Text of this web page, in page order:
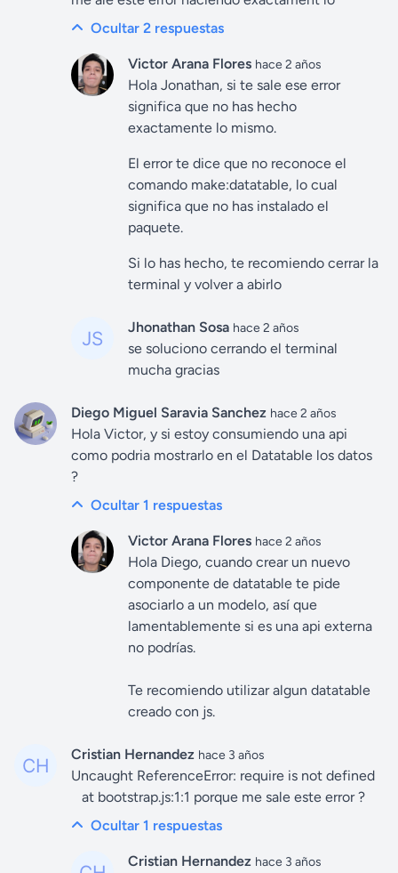
Ocultar 2 respuestas
Victor Arana Flores hace 2 años
Hola Jonathan, si te sale ese error
significa que no has hecho
exactamente lo mismo.
El error te dice que no reconoce el
comando make:datatable, lo cual
significa que no has instalado el
paquete.
Si lo has hecho, te recomiendo cerrar la
terminal y volver a abirlo
Jhonathan Sosa hace 2 años
se soluciono cerrando el terminal
mucha gracias
Diego Miguel Saravia Sanchez hace 2 años
Hola Victor, y si estoy consumiendo una api
como podria mostrarlo en el Datatable los datos
?
Ocultar 1 respuestas
Victor Arana Flores hace 2 años
Hola Diego, cuando crear un nuevo
componente de datatable te pide
asociarlo a un modelo, así que
lamentablemente si es una api externa
no podrías.
Te recomiendo utilizar algun datatable
creado con js.
Cristian Hernandez hace 3 años
Uncaught ReferenceError: require is not defined
at bootstrap.js:1:1 porque me sale este error ?
Ocultar 1 respuestas
Cristian Hernandez hace 3 años